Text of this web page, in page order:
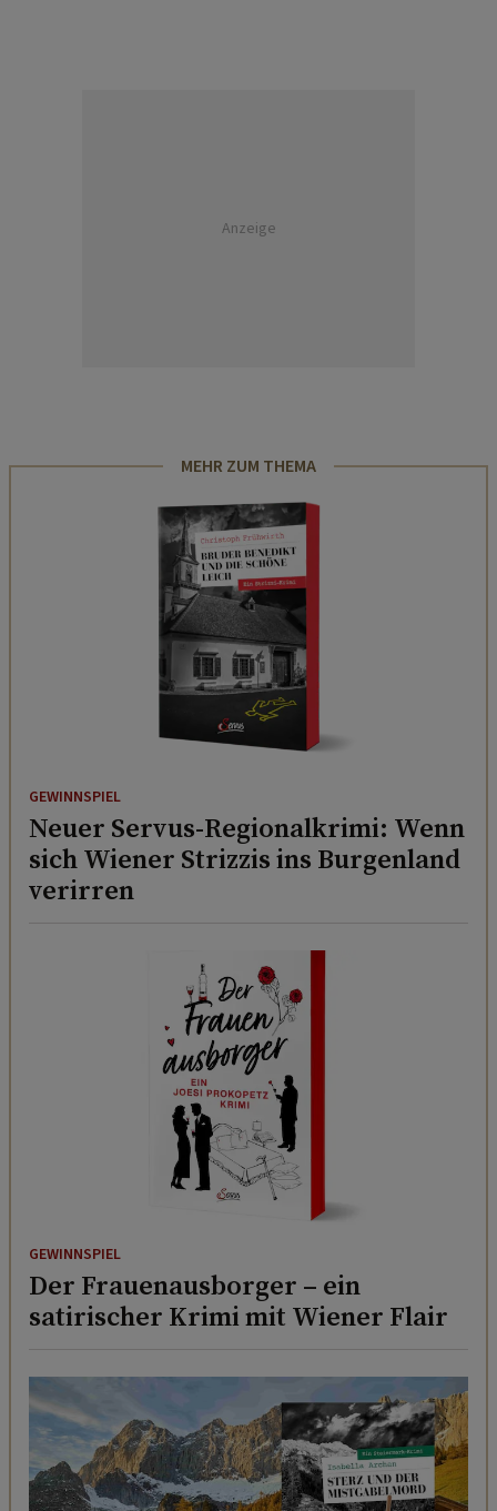
Anzeige
MEHR ZUM THEMA
GEWINNSPIEL
Neuer Servus-Regionalkrimi: Wenn
sich Wiener Strizzis ins Burgenland
verirren
GEWINNSPIEL
Der Frauenausborger – ein
satirischer Krimi mit Wiener Flair